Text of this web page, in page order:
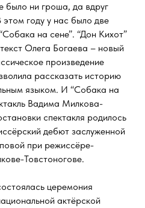
было ни гроша, да вдруг
году у нас было две
на сене”. “Дон Кихот”
Олега Богаева – новый
произведение
рассказать историю
языком. И “Собака на
Вадима Милкова-
спектакля родилось
дебют заслуженной
при режиссёре-
Товстоногове.
церемония
актёрской